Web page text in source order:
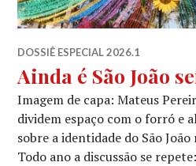
DOSSIÊ ESPECIAL 2026.1
Ainda é São João
Imagem de capa: Mateus
dividem espaço com o forró e
sobre a identidade do São
Todo ano a discussão se